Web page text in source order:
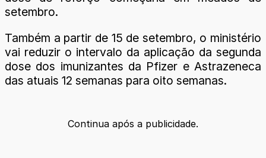
setembro.
Também a partir de 15 de setembro, o ministério
vai reduzir o intervalo da aplicação da segunda
dose dos imunizantes da Pfizer e Astrazeneca
das atuais 12 semanas para oito semanas.
Continua após a publicidade.